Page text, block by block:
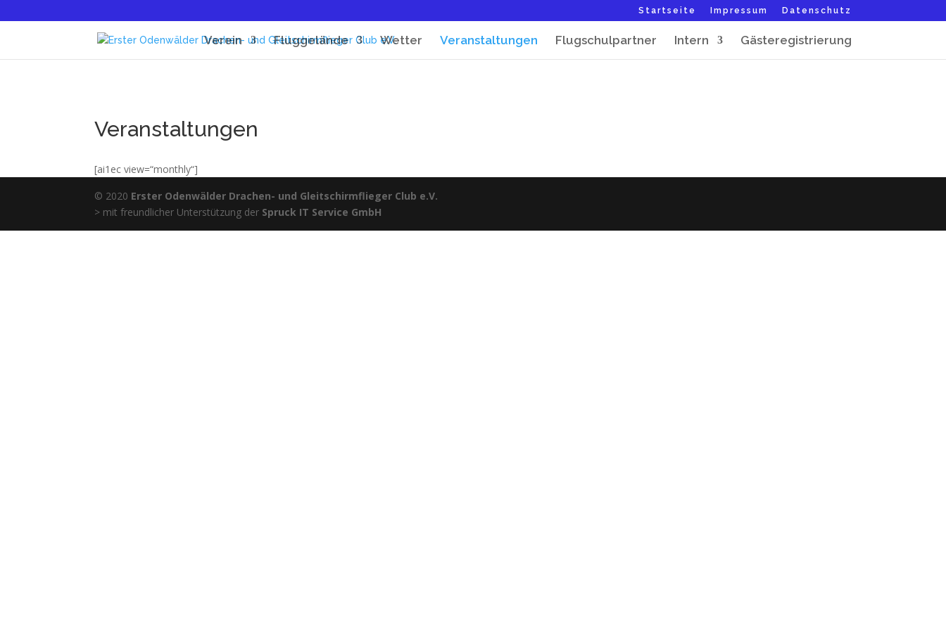
Startseite Impressum Datenschutz
Verein Fluggelände Wetter Veranstaltungen Flugschulpartner Intern Gästeregistrierung
Veranstaltungen
[ai1ec view=“monthly“]
© 2020 Erster Odenwälder Drachen- und Gleitschirmflieger Club e.V.
> mit freundlicher Unterstützung der Spruck IT Service GmbH